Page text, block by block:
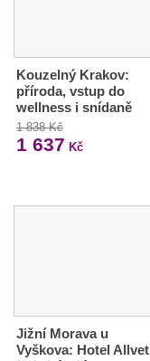
Kouzelný Krakov:
příroda, vstup do
wellness i snídaně
1 838 Kč
1 637 Kč
Jižní Morava u
Vyškova: Hotel Allvet